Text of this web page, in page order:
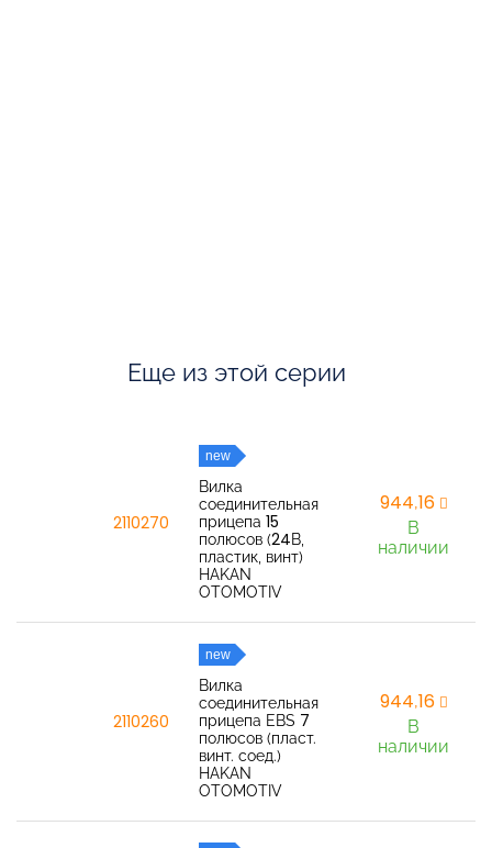
Еще из этой серии
2110270
new
Вилка
соединительная
прицепа 15
полюсов (24В,
пластик, винт)
HAKAN
OTOMOTIV
944,16
В
наличии
2110260
new
Вилка
соединительная
прицепа EBS 7
полюсов (пласт.
винт. соед.)
HAKAN
OTOMOTIV
944,16
В
наличии